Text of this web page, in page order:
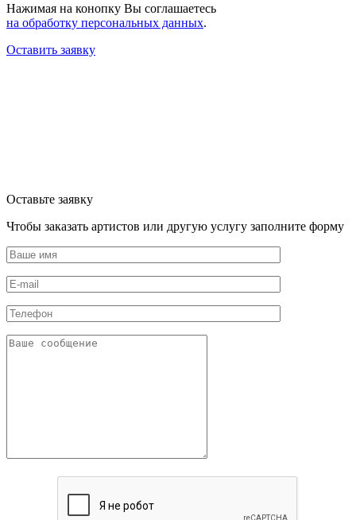
Нажимая на конопку Вы соглашаетесь
на обработку персональных данных.
Оставить заявку
Оставьте заявку
Чтобы заказать артистов или другую услугу заполните форму